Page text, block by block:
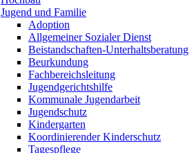
Jugend und Familie
Adoption
Allgemeiner Sozialer Dienst
Beistandschaften-Unterhaltsberatung
Beurkundung
Fachbereichsleitung
Jugendgerichtshilfe
Kommunale Jugendarbeit
Jugendschutz
Kindergarten
Koordinierender Kinderschutz
Tagespflege